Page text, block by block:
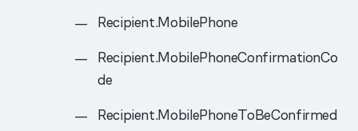
Recipient.MobilePhone
Recipient.MobilePhoneConfirmationCo
de
Recipient.MobilePhoneToBeConfirmed